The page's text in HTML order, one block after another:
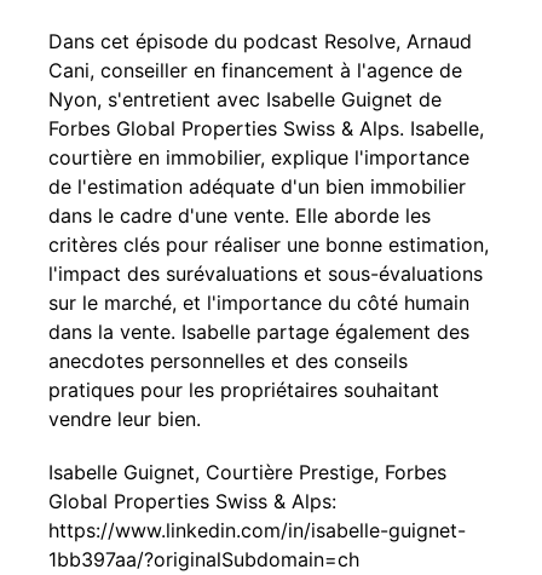
Dans cet épisode du podcast Resolve, Arnaud
Cani, conseiller en financement à l'agence de
Nyon, s'entretient avec Isabelle Guignet de
Forbes Global Properties Swiss & Alps. Isabelle,
courtière en immobilier, explique l'importance
de l'estimation adéquate d'un bien immobilier
dans le cadre d'une vente. Elle aborde les
critères clés pour réaliser une bonne estimation,
l'impact des surévaluations et sous-évaluations
sur le marché, et l'importance du côté humain
dans la vente. Isabelle partage également des
anecdotes personnelles et des conseils
pratiques pour les propriétaires souhaitant
vendre leur bien.
Isabelle Guignet, Courtière Prestige, Forbes
Global Properties Swiss & Alps:
https://www.linkedin.com/in/isabelle-guignet-
1bb397aa/?originalSubdomain=ch